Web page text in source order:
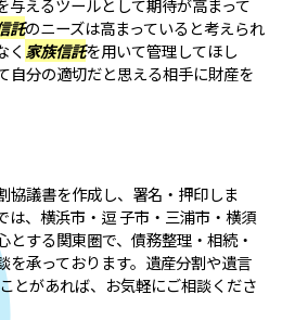
与えるツールとして期待が高まって
託のニーズは高まっていると考えられ
く 家族信託を用いて管理してほし
自分の適切だと思える相手に財産を
協議書を作成し、署名・押印しま
は、横浜市・逗 子市・三浦市・横須
する関東圏で、債務整理・相続・
を承っております。遺産分割や遺言
とがあれば、お気軽にご相談くださ